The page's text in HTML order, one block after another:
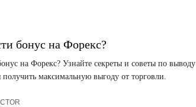
бонус на Форекс?
на Форекс? Узнайте секреты и советы по выводу
получить максимальную выгоду от торговли.